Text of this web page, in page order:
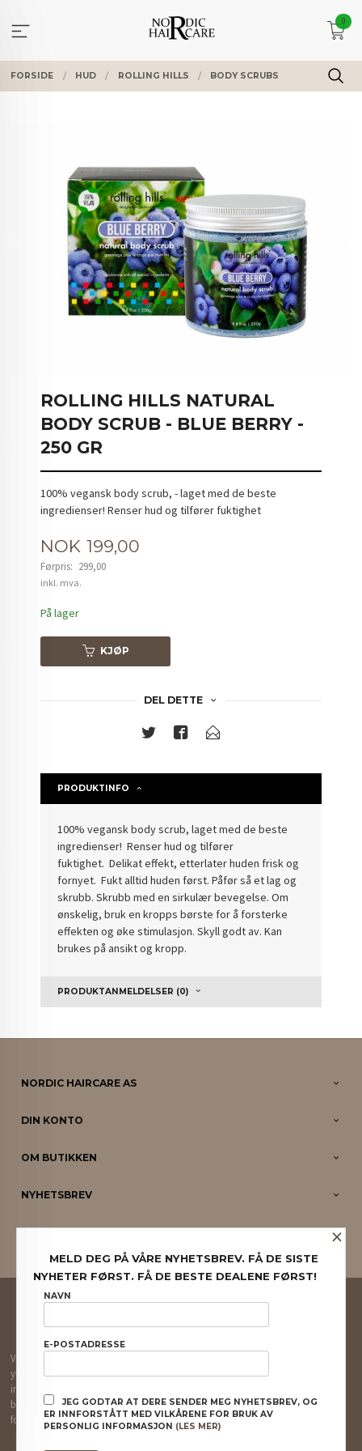
innholdet
0
FORSIDE HUD ROLLING HILLS BODY SCRUBS
ROLLING HILLS NATURAL
BODY SCRUB - BLUE BERRY -
250 GR
100% vegansk body scrub, - laget med de beste
ingredienser! Renser hud og tilfører fuktighet
Tilbud
NOK 199,00
Førpris: 299,00
Rabatt
inkl. mva.
På lager
KJØP
DEL DETTE
PRODUKTINFO
100% vegansk body scrub, laget med de beste
ingredienser! Renser hud og tilfører
fuktighet. Delikat effekt, etterlater huden frisk og
fornyet. Fukt alltid huden først. Påfør så et lag og
skrubb. Skrubb med en sirkulær bevegelse. Om
ønskelig, bruk en kropps børste for å forsterke
effekten og øke stimulasjon. Skyll godt av. Kan
brukes på ansikt og kropp.
PRODUKTANMELDELSER (0)
NORDIC HAIRCARE AS
DIN KONTO
OM BUTIKKEN
NYHETSBREV
PARTNERE
FRAKT
Vår nettbutikk bruker cookies slik at du får en bedre kjøpsopplevelse og vi kan
yte deg bedre service. Vi bruker cookies hovedsaklig til å lagre
innloggingsdetaljer og huske hva du har puttet i handlekurven din. Fortsett å
bruke siden som normalt om du godtar dette.Les merellerendre innstillinger
for cookies.
×
MELD DEG PÅ VÅRE NYHETSBREV. FÅ DE SISTE
NYHETER FØRST. FÅ DE BESTE DEALENE FØRST!
NAVN
E-POSTADRESSE
JEG GODTAR AT DERE SENDER MEG NYHETSBREV, OG
ER INNFORSTÅTT MED VILKÅRENE FOR BRUK AV
PERSONLIG INFORMASJON (LES MER)